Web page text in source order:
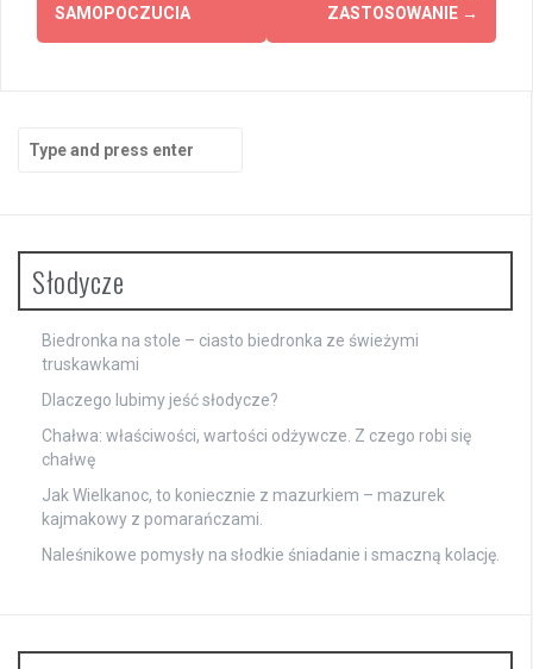
SAMOPOCZUCIA
ZASTOSOWANIE →
for:
Słodycze
Biedronka na stole – ciasto biedronka ze świeżymi
truskawkami
Dlaczego lubimy jeść słodycze?
Chałwa: właściwości, wartości odżywcze. Z czego robi się
chałwę
Jak Wielkanoc, to koniecznie z mazurkiem – mazurek
kajmakowy z pomarańczami.
Naleśnikowe pomysły na słodkie śniadanie i smaczną kolację.